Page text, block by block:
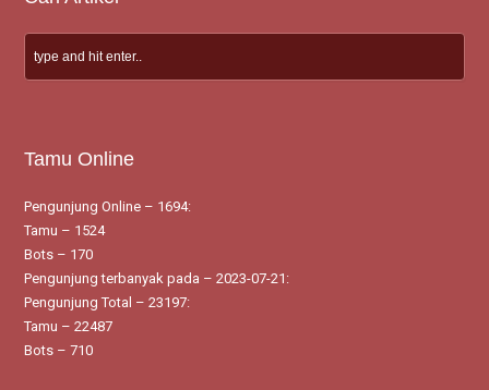
Tamu Online
Pengunjung Online – 1694:
Tamu – 1524
Bots – 170
Pengunjung terbanyak pada – 2023-07-21:
Pengunjung Total – 23197:
Tamu – 22487
Bots – 710